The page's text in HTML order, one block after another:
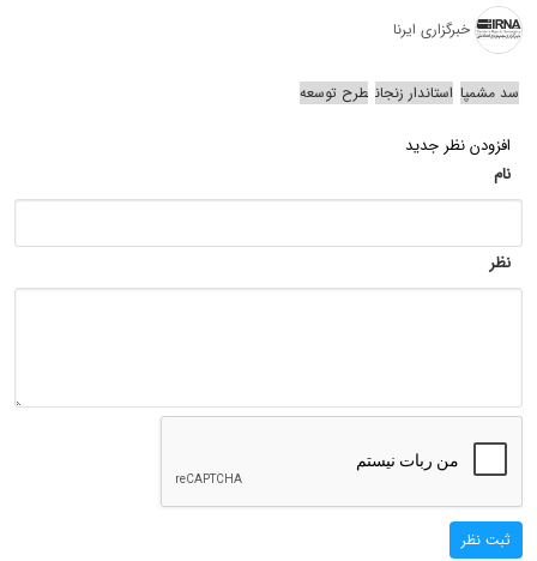
خبرگزاری ایرنا
سد مشمپا استاندار زنجان طرح توسعه
افزودن نظر جدید
نام
نظر
ثبت نظر